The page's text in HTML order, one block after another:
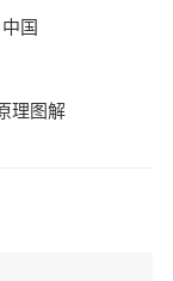
国
理图解